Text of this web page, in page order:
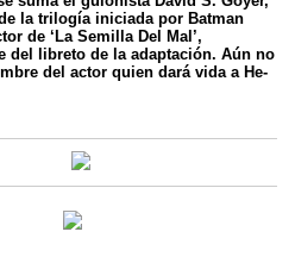
la trilogía iniciada por Batman
de ‘La Semilla Del Mal’,
del libreto de la adaptación. Aún no
del actor quien dará vida a He-